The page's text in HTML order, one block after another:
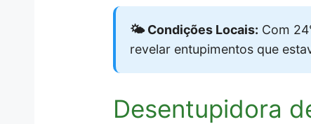
🌤️ Condições Locais: Com
revelar entupimentos que
Desentupidora